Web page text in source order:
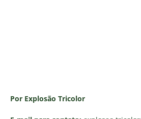
Por Explosão Tricolor